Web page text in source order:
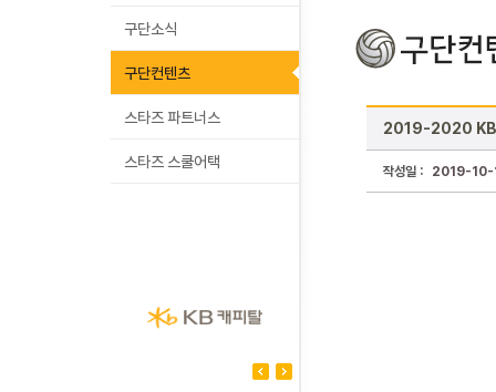
구단소식
구단컨텐츠
스타즈 파트너스
스타즈 스쿨어택
2019-2020 KB
작성일 : 2019-10-